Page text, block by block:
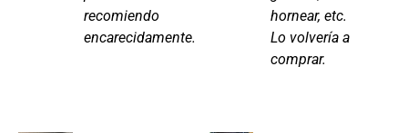
recomiendo
encarecidamente.
hornear, etc.
Lo volvería a
comprar.